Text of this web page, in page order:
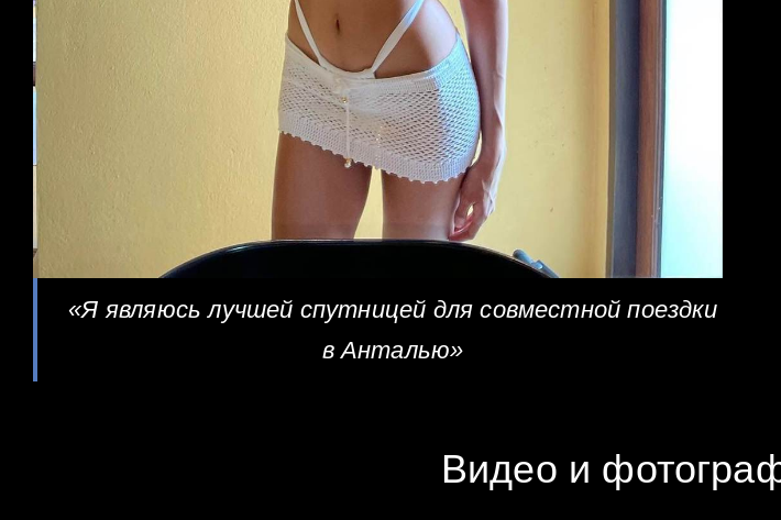
«Я являюсь лучшей спутницей для совместной поездки
в Анталью»
Видео и